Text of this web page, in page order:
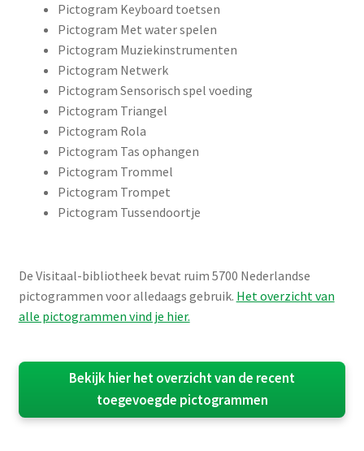
Pictogram Keyboard toetsen
Pictogram Met water spelen
Pictogram Muziekinstrumenten
Pictogram Netwerk
Pictogram Sensorisch spel voeding
Pictogram Triangel
Pictogram Rola
Pictogram Tas ophangen
Pictogram Trommel
Pictogram Trompet
Pictogram Tussendoortje
De Visitaal-bibliotheek bevat ruim 5700 Nederlandse
pictogrammen voor alledaags gebruik. Het overzicht van
alle pictogrammen vind je hier.
Bekijk hier het overzicht van de recent
toegevoegde pictogrammen